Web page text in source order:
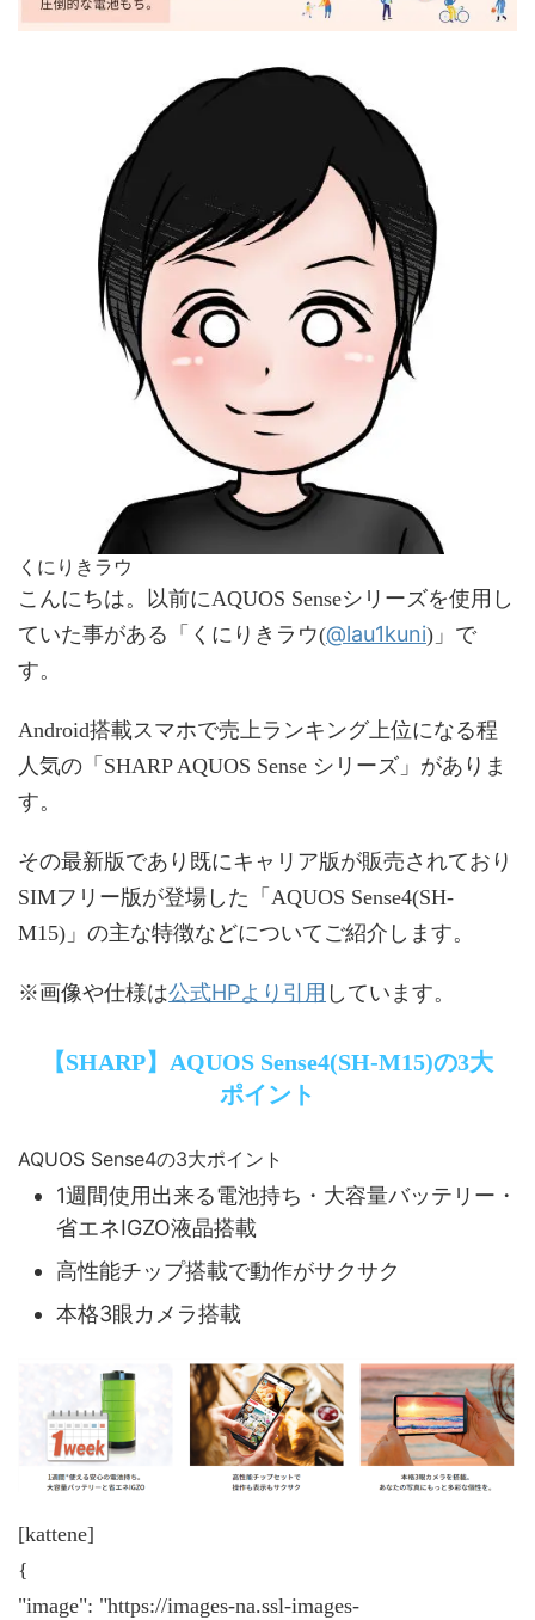
くにりきラウ
こんにちは。以前にAQUOS Senseシリーズを使用し
ていた事がある「くにりきラウ(@lau1kuni)」で
す。
Android搭載スマホで売上ランキング上位になる程
人気の「SHARP AQUOS Sense シリーズ」がありま
す。
その最新版であり既にキャリア版が販売されており
SIMフリー版が登場した「AQUOS Sense4(SH-
M15)」の主な特徴などについてご紹介します。
※画像や仕様は公式HPより引用 しています。
【SHARP】AQUOS Sense4(SH-M15)の3大
ポイント
AQUOS Sense4の3大ポイント
1週間使用出来る電池持ち・大容量バッテリー・
省エネIGZO液晶搭載
高性能チップ搭載で動作がサクサク
本格3眼カメラ搭載
[kattene]
{
"image": "https://images-na.ssl-images-